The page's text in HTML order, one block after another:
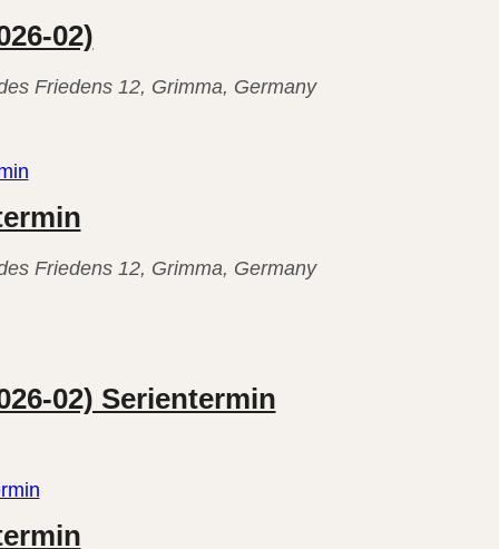
02)
Friedens 12, Grimma, Germany
Friedens 12, Grimma, Germany
02) Serientermin